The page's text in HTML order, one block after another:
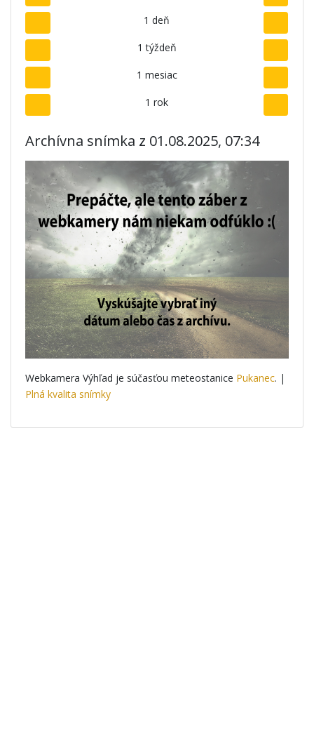
1 deň
1 týždeň
1 mesiac
1 rok
Archívna snímka z 01.08.2025, 07:34
Webkamera Výhľad je súčasťou meteostanice Pukanec. |
Plná kvalita snímky